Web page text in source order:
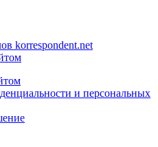
korrespondent.net
и персональных